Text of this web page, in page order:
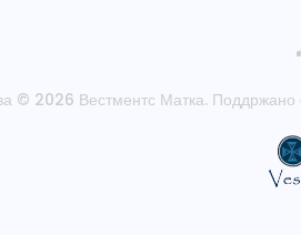
© 2026 Вестментс Матка. Поддржано